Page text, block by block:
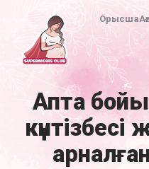
Орысша
Апта